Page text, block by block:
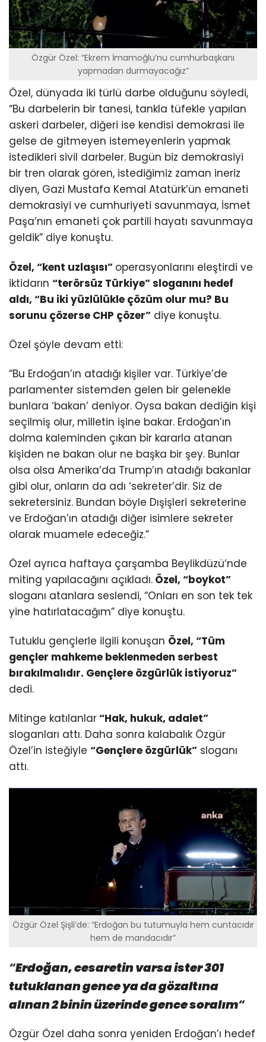
Özgür Özel: “Ekrem İmamoğlu’nu cumhurbaşkanı
yapmadan durmayacağız”
Özel, dünyada iki türlü darbe olduğunu söyledi,
“Bu darbelerin bir tanesi, tankla tüfekle yapılan
askeri darbeler, diğeri ise kendisi demokrasi ile
gelse de gitmeyen istemeyenlerin yapmak
istedikleri sivil darbeler. Bugün biz demokrasiyi
bir tren olarak gören, istediğimiz zaman ineriz
diyen, Gazi Mustafa Kemal Atatürk’ün emaneti
demokrasiyi ve cumhuriyeti savunmaya, İsmet
Paşa’nın emaneti çok partili hayatı savunmaya
geldik” diye konuştu.
Özel, “kent uzlaşısı” operasyonlarını eleştirdi ve
iktidarın “terörsüz Türkiye” sloganını hedef
aldı, “Bu iki yüzlülükle çözüm olur mu? Bu
sorunu çözerse CHP çözer” diye konuştu.
Özel şöyle devam etti:
“Bu Erdoğan’ın atadığı kişiler var. Türkiye’de
parlamenter sistemden gelen bir gelenekle
bunlara ‘bakan’ deniyor. Oysa bakan dediğin kişi
seçilmiş olur, milletin işine bakar. Erdoğan’ın
dolma kaleminden çıkan bir kararla atanan
kişiden ne bakan olur ne başka bir şey. Bunlar
olsa olsa Amerika’da Trump’ın atadığı bakanlar
gibi olur, onların da adı ‘sekreter’dir. Siz de
sekretersiniz. Bundan böyle Dışişleri sekreterine
ve Erdoğan’ın atadığı diğer isimlere sekreter
olarak muamele edeceğiz.”
Özel ayrıca haftaya çarşamba Beylikdüzü’nde
miting yapılacağını açıkladı. Özel, “boykot”
sloganı atanlara seslendi, “Onları en son tek tek
yine hatırlatacağım” diye konuştu.
Tutuklu gençlerle ilgili konuşan Özel, “Tüm
gençler mahkeme beklenmeden serbest
bırakılmalıdır. Gençlere özgürlük istiyoruz”
dedi.
Mitinge katılanlar“Hak, hukuk, adalet”
sloganları attı. Daha sonra kalabalık Özgür
Özel’in isteğiyle “Gençlere özgürlük” sloganı
attı.
Özgür Özel Şişli’de: “Erdoğan bu tutumuyla hem cuntacıdır
hem de mandacıdır”
“Erdoğan, cesaretin varsa ister 301
tutuklanan gence ya da gözaltına
alınan 2 binin üzerinde gence soralım“
Özgür Özel daha sonra yeniden Erdoğan’ı hedef